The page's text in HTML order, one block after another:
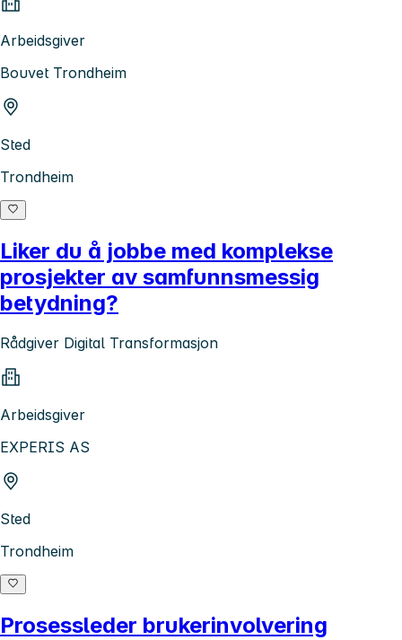
Arbeidsgiver
Bouvet Trondheim
Sted
Trondheim
Liker du å jobbe med komplekse
prosjekter av samfunnsmessig
betydning?
Rådgiver Digital Transformasjon
Arbeidsgiver
EXPERIS AS
Sted
Trondheim
Prosessleder brukerinvolvering